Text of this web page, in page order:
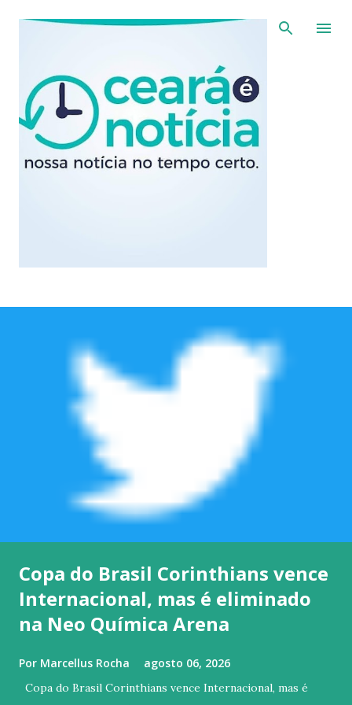
Pular para o conteúdo principal
Copa do Brasil Corinthians vence
Internacional, mas é eliminado
na Neo Química Arena
Por Marcellus Rocha agosto 06, 2026
Copa do Brasil Corinthians vence Internacional, mas é